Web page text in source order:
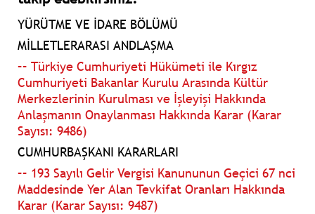
YÜRÜTME VE İDARE BÖLÜMÜ
MİLLETLERARASI ANDLAŞMA
–– Türkiye Cumhuriyeti Hükümeti ile Kırgız
Cumhuriyeti Bakanlar Kurulu Arasında Kültür
Merkezlerinin Kurulması ve İşleyişi Hakkında
Anlaşmanın Onaylanması Hakkında Karar (Karar
Sayısı: 9486)
CUMHURBAŞKANI KARARLARI
–– 193 Sayılı Gelir Vergisi Kanununun Geçici 67 nci
Maddesinde Yer Alan Tevkifat Oranları Hakkında
Karar (Karar Sayısı: 9487)